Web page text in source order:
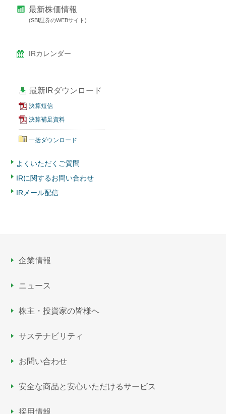
最新株価情報
(SBI証券のWEBサイト)
IRカレンダー
最新IRダウンロード
決算短信
決算補足資料
一括ダウンロード
よくいただくご質問
IRに関するお問い合わせ
IRメール配信
企業情報
ニュース
株主・投資家の皆様へ
サステナビリティ
お問い合わせ
安全な商品と安心いただけるサービス
採用情報